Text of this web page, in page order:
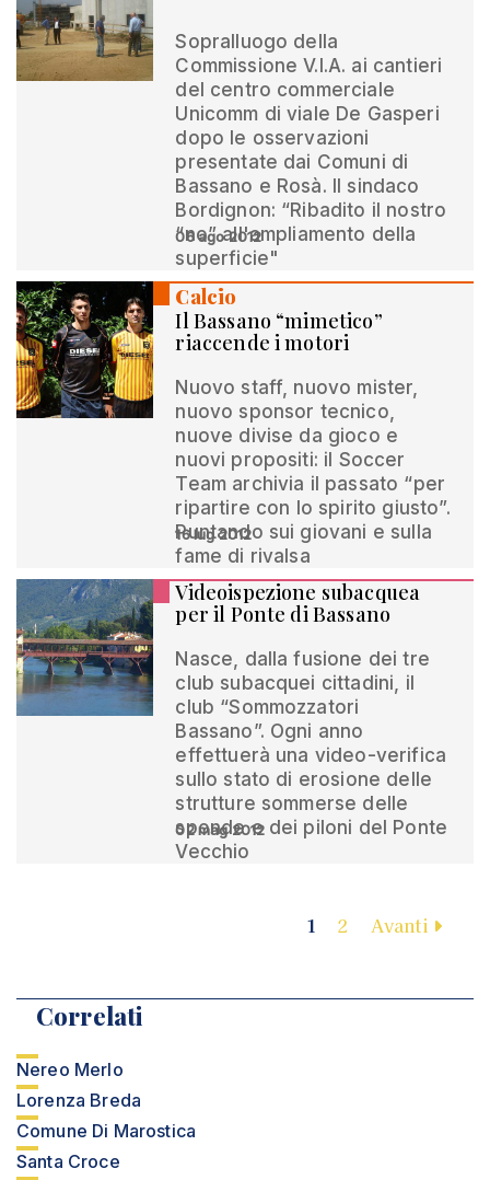
Sopralluogo della
Commissione V.I.A. ai cantieri
del centro commerciale
Unicomm di viale De Gasperi
dopo le osservazioni
presentate dai Comuni di
Bassano e Rosà. Il sindaco
Bordignon: “Ribadito il nostro
“no” all'ampliamento della
superficie"
06 ago 2012
Calcio
Il Bassano “mimetico”
riaccende i motori
Nuovo staff, nuovo mister,
nuovo sponsor tecnico,
nuove divise da gioco e
nuovi propositi: il Soccer
Team archivia il passato “per
ripartire con lo spirito giusto”.
Puntando sui giovani e sulla
fame di rivalsa
16 lug 2012
Videoispezione subacquea
per il Ponte di Bassano
Nasce, dalla fusione dei tre
club subacquei cittadini, il
club “Sommozzatori
Bassano”. Ogni anno
effettuerà una video-verifica
sullo stato di erosione delle
strutture sommerse delle
sponde e dei piloni del Ponte
Vecchio
02 mag 2012
1 2 Avanti
Correlati
Nereo Merlo
Lorenza Breda
Comune Di Marostica
Santa Croce